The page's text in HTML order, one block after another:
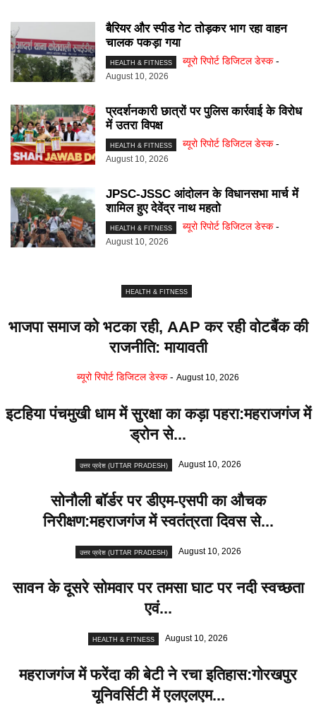
बैरियर और स्पीड गेट तोड़कर भाग रहा वाहन
चालक पकड़ा गया
HEALTH & FITNESS ब्यूरो रिपोर्ट डिजिटल डेस्क -
August 10, 2026
प्रदर्शनकारी छात्रों पर पुलिस कार्रवाई के विरोध
में उतरा विपक्ष
HEALTH & FITNESS ब्यूरो रिपोर्ट डिजिटल डेस्क -
August 10, 2026
JPSC-JSSC आंदोलन के विधानसभा मार्च में
शामिल हुए देवेंद्र नाथ महतो
HEALTH & FITNESS ब्यूरो रिपोर्ट डिजिटल डेस्क -
August 10, 2026
HEALTH & FITNESS
भाजपा समाज को भटका रही, AAP कर रही वोटबैंक की
राजनीति: मायावती
ब्यूरो रिपोर्ट डिजिटल डेस्क - August 10, 2026
इटहिया पंचमुखी धाम में सुरक्षा का कड़ा पहरा:महराजगंज में
ड्रोन से...
उत्तर प्रदेश (UTTAR PRADESH) August 10, 2026
सोनौली बॉर्डर पर डीएम-एसपी का औचक
निरीक्षण:महराजगंज में स्वतंत्रता दिवस से...
उत्तर प्रदेश (UTTAR PRADESH) August 10, 2026
सावन के दूसरे सोमवार पर तमसा घाट पर नदी स्वच्छता
एवं...
HEALTH & FITNESS August 10, 2026
महराजगंज में फरेंदा की बेटी ने रचा इतिहास:गोरखपुर
यूनिवर्सिटी में एलएलएम...